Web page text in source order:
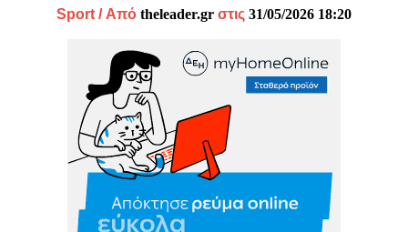
Sport / Από theleader.gr στις 31/05/2026 18:20